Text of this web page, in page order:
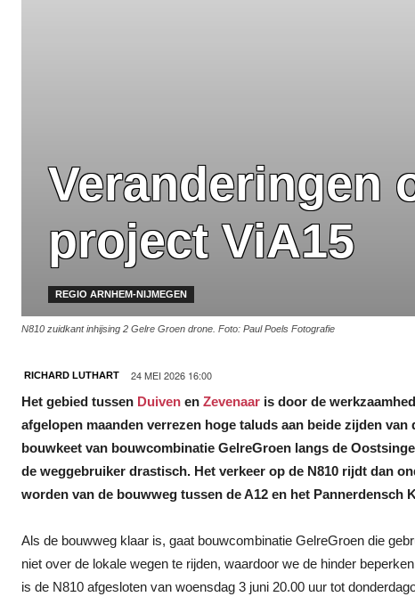
Veranderingen
project ViA15
REGIO ARNHEM-NIJMEGEN
N810 zuidkant inhijsing 2 Gelre Groen drone. Foto: Paul Poels Fotografie
RICHARD LUTHART 24 MEI 2026 16:00
Het gebied tussen Duiven en Zevenaar is door de
afgelopen maanden verrezen hoge taluds aan beide zijden
bouwkeet van bouwcombinatie GelreGroen langs de
de weggebruiker drastisch. Het verkeer op de N810 rijdt dan
worden van de bouwweg tussen de A12 en het Pannerdensch
Als de bouwweg klaar is, gaat bouwcombinatie GelreGroen die
niet over de lokale wegen te rijden, waardoor we de hinder
is de N810 afgesloten van woensdag 3 juni 20.00 uur tot